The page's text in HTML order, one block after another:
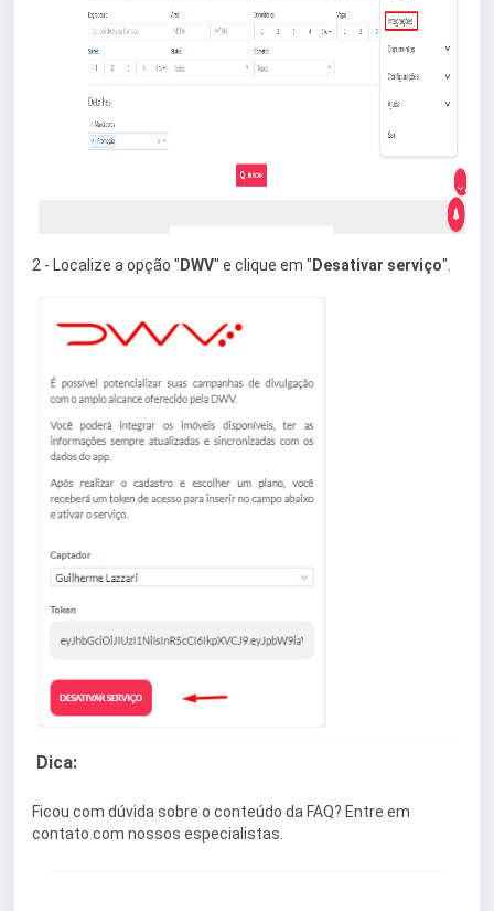
2 - Localize a opção " DWV" e clique em " Desativar serviço".
Dica:
Ficou com dúvida sobre o conteúdo da FAQ? Entre em
contato com nossos especialistas.